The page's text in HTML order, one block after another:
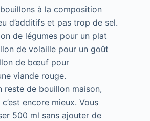
à la composition
d’additifs et pas trop de sel.
de légumes pour un plat
de volaille pour un goût
de bœuf pour
viande rouge.
reste de bouillon maison,
encore mieux. Vous
500 ml sans ajouter de